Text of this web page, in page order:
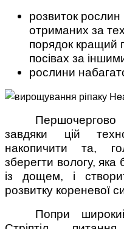
розвиток рослин
отриманих за
порядок кращий
посівах за
рослини
завдяки цій
накопичити та,
зберегти вологу, яка
із дощем, і
розвитку кореневої
Попри